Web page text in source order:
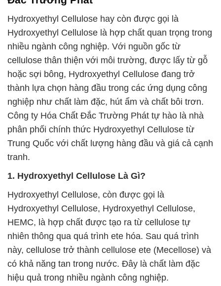
Hydroxyethyl Cellulose hay còn được gọi là
Hydroxyethyl Cellulose là hợp chất quan trọng trong
nhiều ngành công nghiệp. Với nguồn gốc từ
cellulose thân thiện với môi trường, được lấy từ gỗ
hoặc sợi bông, Hydroxyethyl Cellulose đang trở
thành lựa chọn hàng đầu trong các ứng dụng công
nghiệp như chất làm đặc, hút ẩm và chất bôi trơn.
Công ty Hóa Chất Đắc Trường Phát tự hào là nhà
phân phối chính thức Hydroxyethyl Cellulose từ
Trung Quốc với chất lượng hàng đầu và giá cả cạnh
tranh.
1. Hydroxyethyl Cellulose Là Gì?
Hydroxyethyl Cellulose, còn được gọi là
Hydroxyethyl Cellulose, Hydroxyethyl Cellulose,
HEMC, là hợp chất được tạo ra từ cellulose tự
nhiên thông qua quá trình ete hóa. Sau quá trình
này, cellulose trở thành cellulose ete (Mecellose) và
có khả năng tan trong nước. Đây là chất làm đặc
hiệu quả trong nhiều ngành công nghiệp.